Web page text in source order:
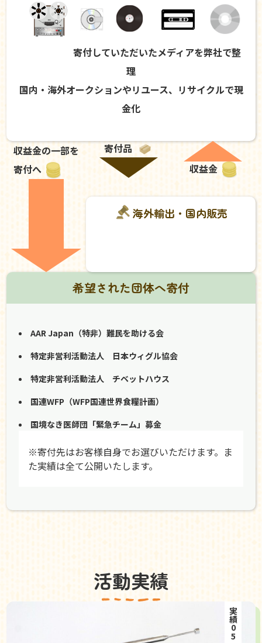
寄付していただいたメディアを弊社で整
理
国内・海外オークションやリユース、リサイクルで現
金化
収益金の一部を
寄付へ
寄付品
収益金
海外輸出・国内販売
希望された団体へ寄付
AAR Japan（特非）難民を助ける会
特定非営利活動法人 日本ウィグル協会
特定非営利活動法人 チベットハウス
国連WFP（WFP国連世界食糧計画）
国境なき医師団「緊急チーム」募金
※寄付先はお客様自身でお選びいただけます。ま
た実績は全て公開いたします。
活動実績
実績05